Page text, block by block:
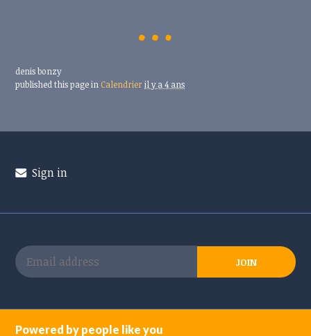
denis bonzy
published this page in Calendrier il y a 4 ans
Sign in
Powered by people like you